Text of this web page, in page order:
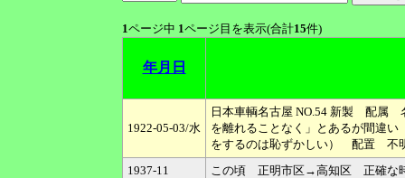
1ページ中 1ページ目を表示(合計15件)
年月日
1922-05-03/水
日本車輌名古屋 NO.54 新製 配属
を離れることなく」とあるが間違
をするのは恥ずかしい） 配置 不
1937-11
この頃 正明市区→高知区 正確な